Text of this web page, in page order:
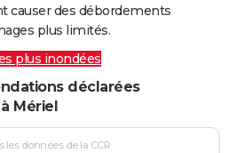
causer des débordements
plus limités.
plus inondées
déclarées
Mériel
les données de la CCR